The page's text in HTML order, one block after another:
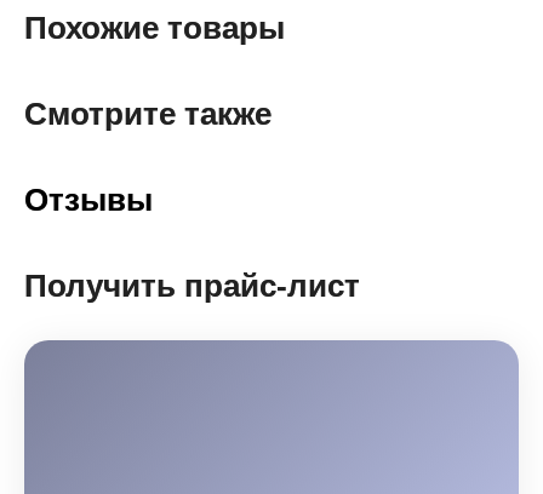
Похожие товары
Смотрите также
Отзывы
Получить прайс-лист